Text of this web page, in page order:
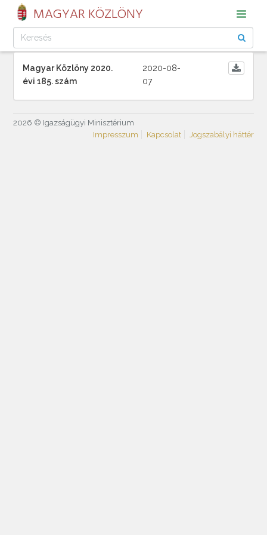
MAGYAR KÖZLÖNY
Magyar Közlöny 2020.
évi 185. szám
2020-08-
07
2026 © Igazságügyi Minisztérium
Impresszum
Kapcsolat Jogszabályi háttér